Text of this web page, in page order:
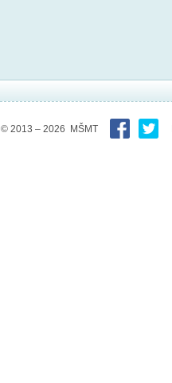
© 2013 – 2026 MŠMT